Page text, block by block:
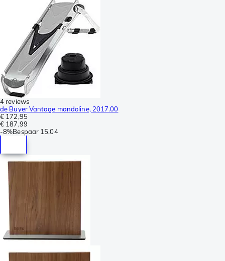
4 reviews
de Buyer Vantage mandoline, 2017.00
€ 172,95
€ 187,99
-8%Bespaar 15,04